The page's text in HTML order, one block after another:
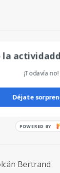
San
San
Bertrand
la
¡Todavía no!
Déjate
POWERED BY